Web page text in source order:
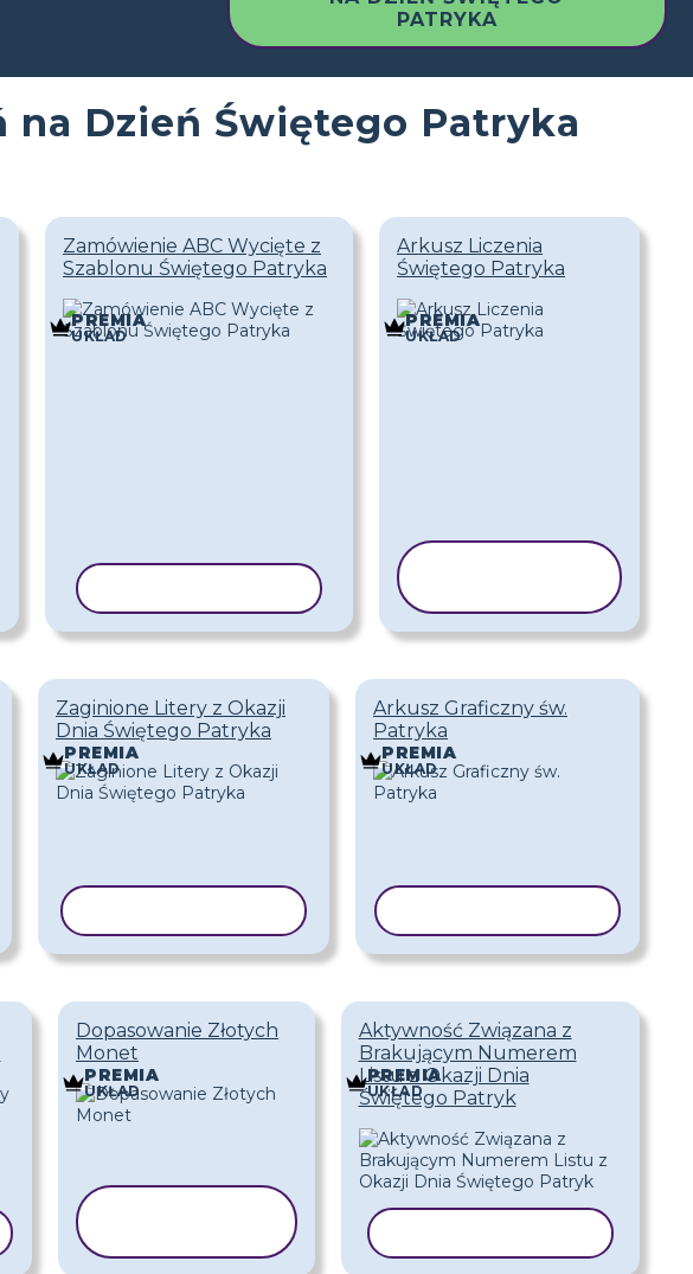
PATRYKA
na Dzień Świętego Patryka
Zamówienie ABC Wycięte z
Szablonu Świętego Patryka
PREMIA
UKŁAD
Arkusz Liczenia
Świętego Patryka
PREMIA
UKŁAD
Zaginione Litery z Okazji
Dnia Świętego Patryka
PREMIA
UKŁAD
Arkusz Graficzny św.
Patryka
PREMIA
UKŁAD
Dopasowanie Złotych
Monet
PREMIA
UKŁAD
Aktywność Związana z
Brakującym Numerem
Listu z Okazji Dnia
Świętego Patryk
PREMIA
UKŁAD